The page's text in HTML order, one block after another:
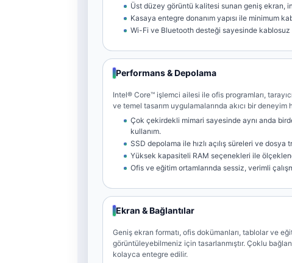
Üst düzey görüntü kalitesi sunan geniş ekran,
Kasaya entegre donanım yapısı ile minimum
Wi-Fi ve Bluetooth desteği sayesinde kablosuz
Performans & Depolama
Intel® Core™ işlemci ailesi ile ofis programları,
ve temel tasarım uygulamalarında akıcı bir deneyim
Çok çekirdekli mimari sayesinde aynı anda
kullanım.
SSD depolama ile hızlı açılış süreleri ve dosya
Yüksek kapasiteli RAM seçenekleri ile
Ofis ve eğitim ortamlarında sessiz, verimli
Ekran & Bağlantılar
Geniş ekran formatı, ofis dokümanları, tablolar ve
görüntüleyebilmeniz için tasarlanmıştır. Çoklu
kolayca entegre edilir.